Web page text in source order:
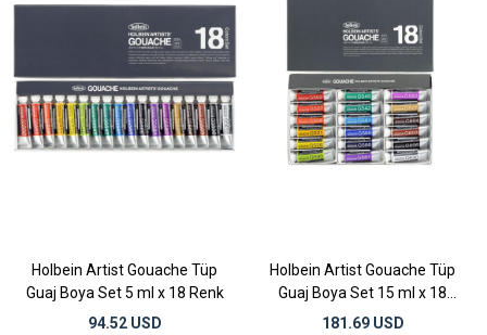
Holbein Artist Gouache Tüp
Guaj Boya Set 5 ml x 18 Renk
94.52 USD
Holbein Artist Gouache Tüp
Guaj Boya Set 15 ml x 18
Renk
181.69 USD